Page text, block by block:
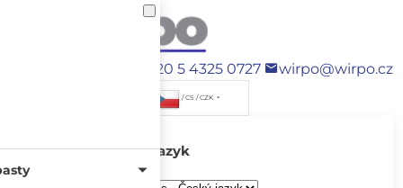
+420 5 4325 0727 wirpo@wirpo.cz
/ CS / CZK
Jazyk